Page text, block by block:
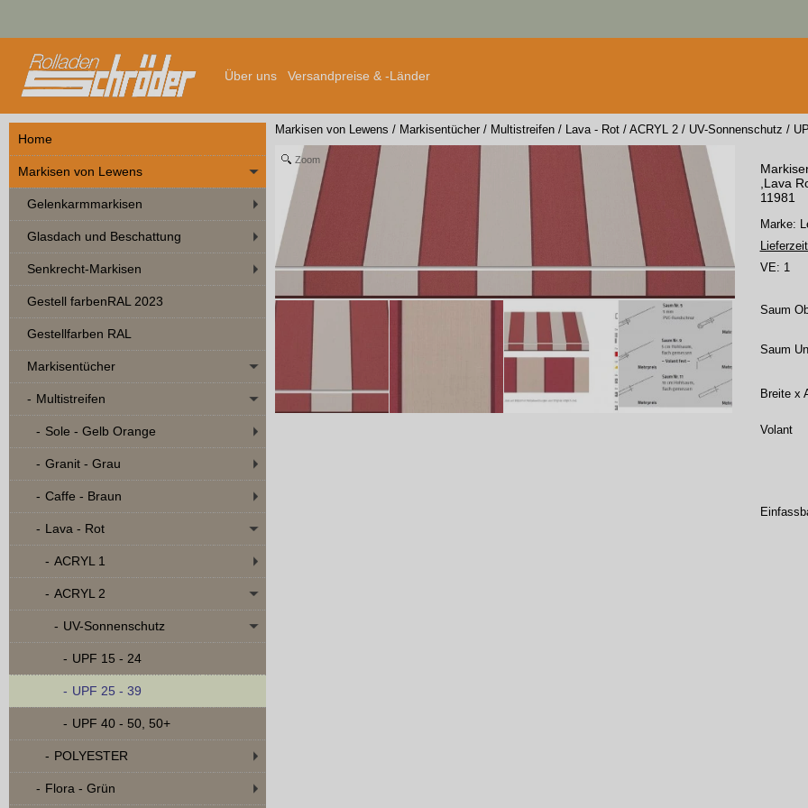
Über uns Versandpreise & -Länder
Home
Markisen von Lewens
Gelenkarmmarkisen
Glasdach und Beschattung
Senkrecht-Markisen
Gestell farbenRAL 2023
Gestellfarben RAL
Markisentücher
Multistreifen
Sole - Gelb Orange
Granit - Grau
Caffe - Braun
Lava - Rot
ACRYL 1
ACRYL 2
UV-Sonnenschutz
UPF 15 - 24
UPF 25 - 39
UPF 40 - 50, 50+
POLYESTER
Flora - Grün
Markisen von Lewens / Markisentücher / Multistreifen / Lava - Rot / ACRYL 2 / UV-Sonnenschutz /
Zoom
,Lava
11981
Marke:
VE: 1
Saum
Saum
Breite x
Volant